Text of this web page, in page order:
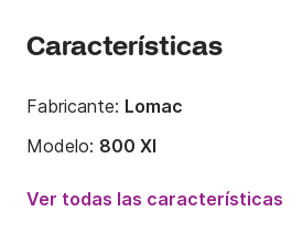
Características
Fabricante: Lomac
Modelo: 800 Xl
300CV
Ver todas las características